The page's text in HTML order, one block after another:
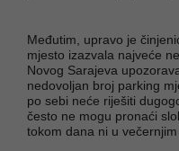
Međutim, upravo je
mjesto izazvala najveće
Novog Sarajeva
nedovoljan broj parking
po sebi neće riješiti
često ne mogu pronaći
tokom dana ni u večernjim